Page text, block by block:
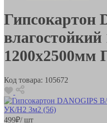
Гипсокартон
Код товара: 105672
499₽/ шт